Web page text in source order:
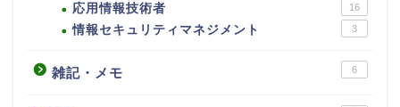
応用情報技術者 16
情報セキュリティマネジメント 3
雑記・メモ 6